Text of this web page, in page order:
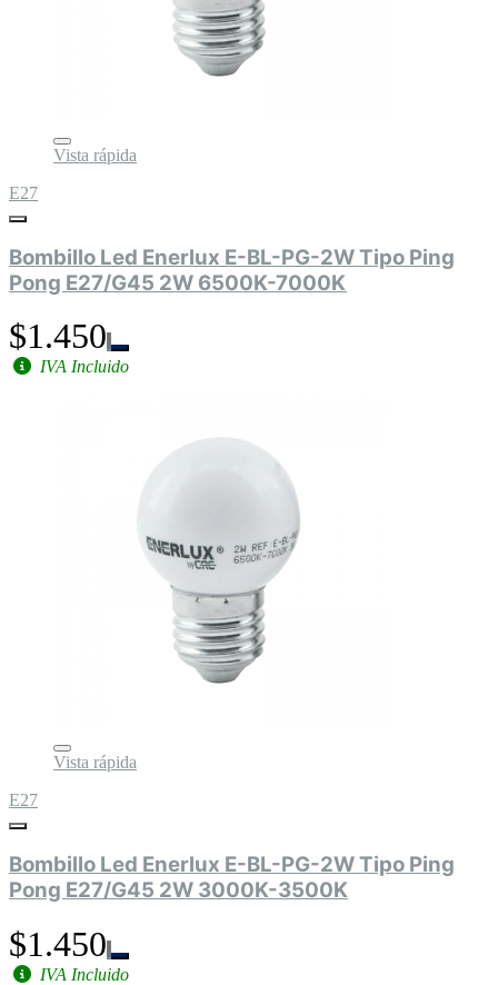
Vista rápida
E27
Bombillo Led Enerlux E-BL-PG-2W Tipo Ping
Pong E27/G45 2W 6500K-7000K
$1.450
IVA Incluido
Vista rápida
E27
Bombillo Led Enerlux E-BL-PG-2W Tipo Ping
Pong E27/G45 2W 3000K-3500K
$1.450
IVA Incluido